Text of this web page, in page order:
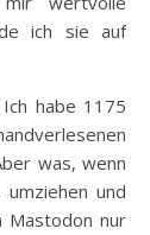
ich sie auf
habe 1175
was, wenn
und
Mastodon nur